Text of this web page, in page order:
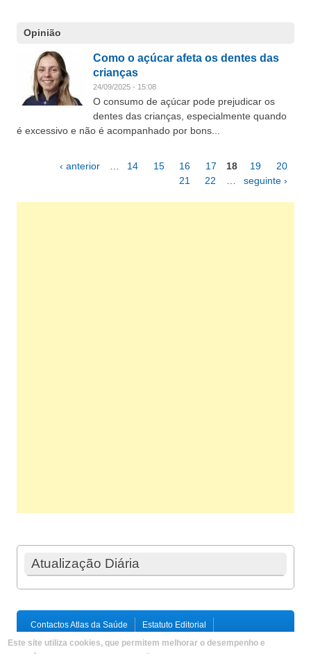
Opinião
Como o açúcar afeta os dentes das
crianças
24/09/2025 - 15:08
O consumo de açúcar pode prejudicar os
dentes das crianças, especialmente quando
é excessivo e não é acompanhado por bons...
Páginas‹ anterior 14 15 16 17 18 19
20
21
22 seguinte ›
Atualização Diária
Contactos Atlas da Saúde
Estatuto Editorial
Ficha Técnica
Este site utiliza cookies, que permitem melhorar o desempenho e